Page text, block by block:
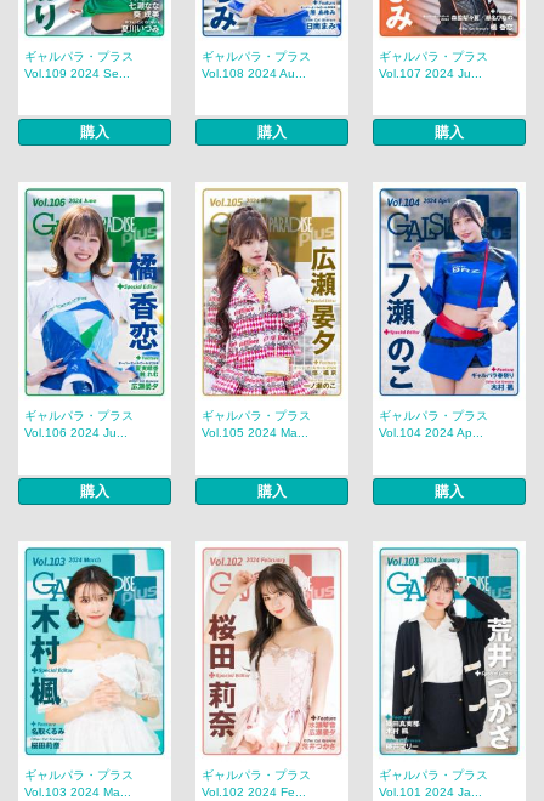
ギャルパラ・プラス
Vol.109 2024 Se...
購入
ギャルパラ・プラス
Vol.108 2024 Au...
購入
ギャルパラ・プラス
Vol.107 2024 Ju...
購入
ギャルパラ・プラス
Vol.106 2024 Ju...
購入
ギャルパラ・プラス
Vol.105 2024 Ma...
購入
ギャルパラ・プラス
Vol.104 2024 Ap...
購入
ギャルパラ・プラス
Vol.103 2024 Ma...
ギャルパラ・プラス
Vol.102 2024 Fe...
ギャルパラ・プラス
Vol.101 2024 Ja...